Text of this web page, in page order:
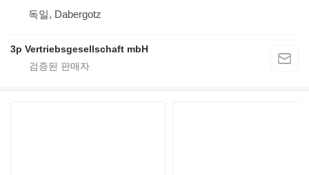
독일, Dabergotz
3p Vertriebsgesellschaft mbH